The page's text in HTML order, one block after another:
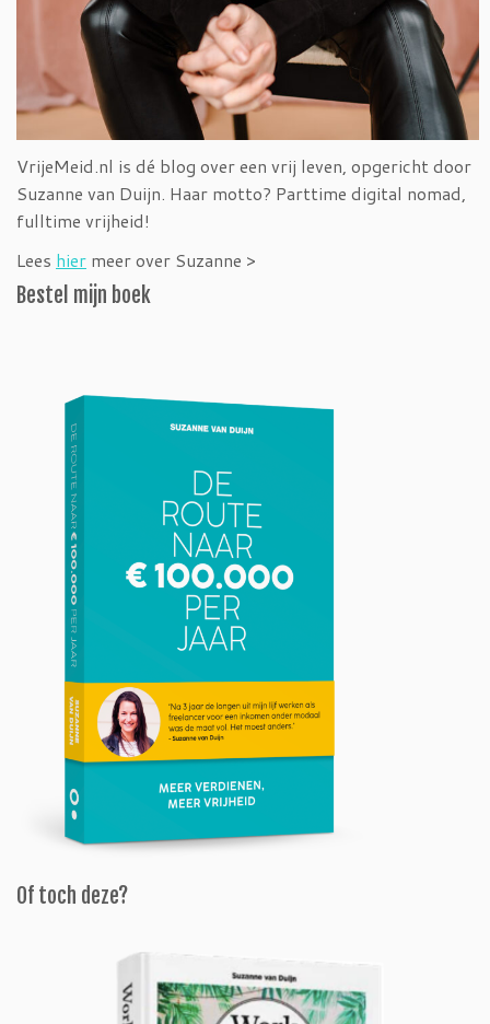
VrijeMeid.nl is dé blog over een vrij leven, opgericht door
Suzanne van Duijn. Haar motto? Parttime digital nomad,
fulltime vrijheid!
Lees hier meer over Suzanne >
Bestel mijn boek
Of toch deze?